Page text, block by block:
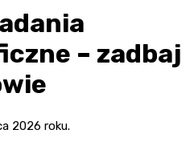
– zadbaj
2026 roku.